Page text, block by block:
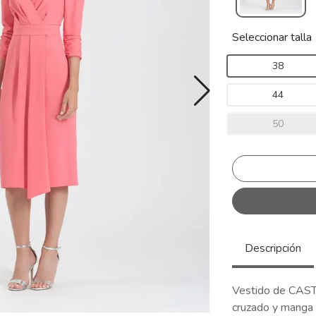
Seleccionar talla
38
44
50
Descripción
Vestido de
cruzado y